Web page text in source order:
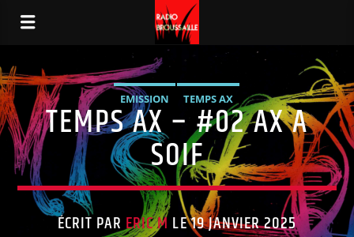
EMISSION TEMPS AX
TEMPS AX – #02 AX A
SOIF
ÉCRIT PARERIC M LE 19 JANVIER 2025